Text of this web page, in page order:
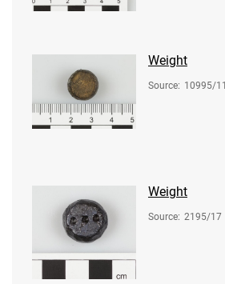
Weight
Source: 10995/11
Weight
Source: 2195/17